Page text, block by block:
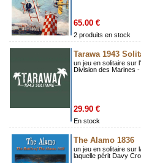
65.00 €
2 produits en stock
Tarawa 1943
un jeu en solitaire sur
Division des Marines
29.90 €
En stock
The Alamo 1836
un jeu en solitaire sur
laquelle périt Davy